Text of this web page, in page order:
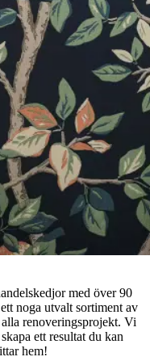
med över 90
noga utvalt sortiment av
renoveringsprojekt. Vi
ett resultat du kan
hem!